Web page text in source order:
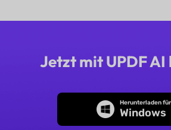
Jetzt mit UPDF AI
Herunterladen für
Windows